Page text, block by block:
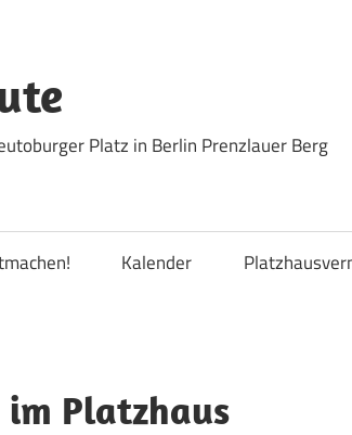
Platz in Berlin Prenzlauer Berg
Kalender
Platzhaus